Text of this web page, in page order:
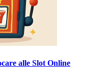
alle Slot Online